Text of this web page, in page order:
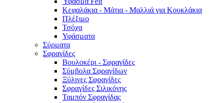
Κεφαλάκια - Μάτια - Μαλλιά για Κουκλάκια
Πλέξιμο
Τσόχα
Υφάσματα
Σύρματα
Σφραγίδες
Βουλοκέρι - Σφραγίδες
Σύμβολα Σφραγίδων
Ξύλινες Σφραγίδες
Σφραγίδες Σιλικόνης
Ταμπόν Σφραγίδας